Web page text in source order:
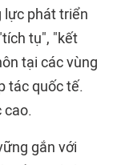
lực phát triển
tụ", "kết
tại các vùng
tác quốc tế.
cao.
gắn với